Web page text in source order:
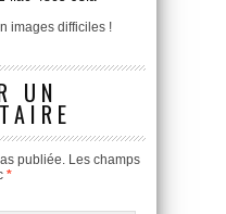
images difficiles !
UN
publiée. Les champs
*